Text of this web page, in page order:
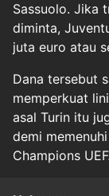
Sassuolo. Jika
diminta,
juta euro atau
Dana tersebut
memperkuat
asal Turin itu
demi
Champions